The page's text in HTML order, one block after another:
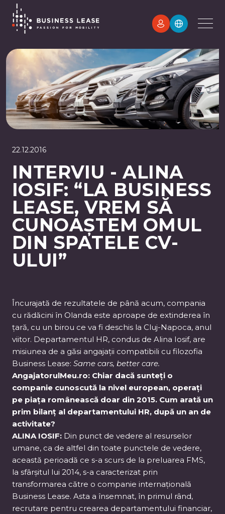
22.12.2016
INTERVIU - ALINA
IOSIF: “LA BUSINESS
LEASE, VREM SĂ
CUNOAȘTEM OMUL
DIN SPATELE CV-
ULUI”
Încurajată de rezultatele de până acum, compania
cu rădăcini în Olanda este aproape de extinderea în
țară, cu un birou ce va fi deschis la Cluj-Napoca, anul
viitor. Departamentul HR, condus de Alina Iosif, are
misiunea de a găsi angajații compatibili cu filozofia
Business Lease: Same cars, better care.
AngajatorulMeu.ro: Chiar dacă sunteți o
companie cunoscută la nivel european, operați
pe piața românească doar din 2015. Cum arată un
prim bilanț al departamentului HR, după un an de
activitate?
ALINA IOSIF: Din punct de vedere al resurselor
umane, ca de altfel din toate punctele de vedere,
această perioadă ce s-a scurs de la preluarea FMS,
la sfârșitul lui 2014, s-a caracterizat prin
transformarea către o companie internațională
Business Lease. Asta a însemnat, în primul rând,
recrutare pentru crearea departamentului financiar,